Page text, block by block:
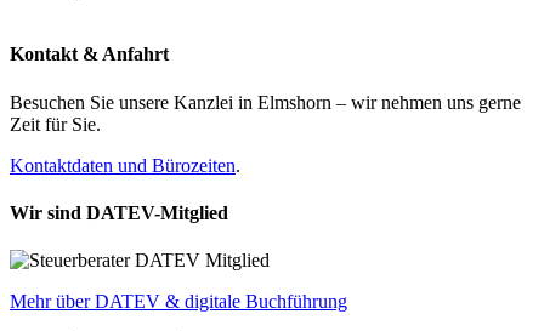
Kontakt & Anfahrt
Besuchen Sie unsere Kanzlei in Elmshorn – wir nehmen uns gerne
Zeit für Sie.
Kontaktdaten und Bürozeiten.
Wir sind DATEV-Mitglied
Mehr über DATEV & digitale Buchführung